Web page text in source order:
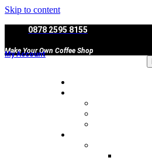
Skip to content
0878 2595 8155
Make Your Own Coffee Shop
My Account